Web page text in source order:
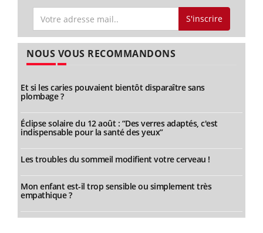
S'inscrire
NOUS VOUS RECOMMANDONS
Et si les caries pouvaient bientôt disparaître sans
plombage ?
Éclipse solaire du 12 août : “Des verres adaptés, c'est
indispensable pour la santé des yeux”
Les troubles du sommeil modifient votre cerveau !
Mon enfant est-il trop sensible ou simplement très
empathique ?